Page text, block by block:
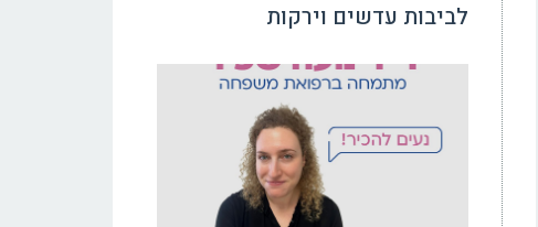
לביבות עדשים וירקות